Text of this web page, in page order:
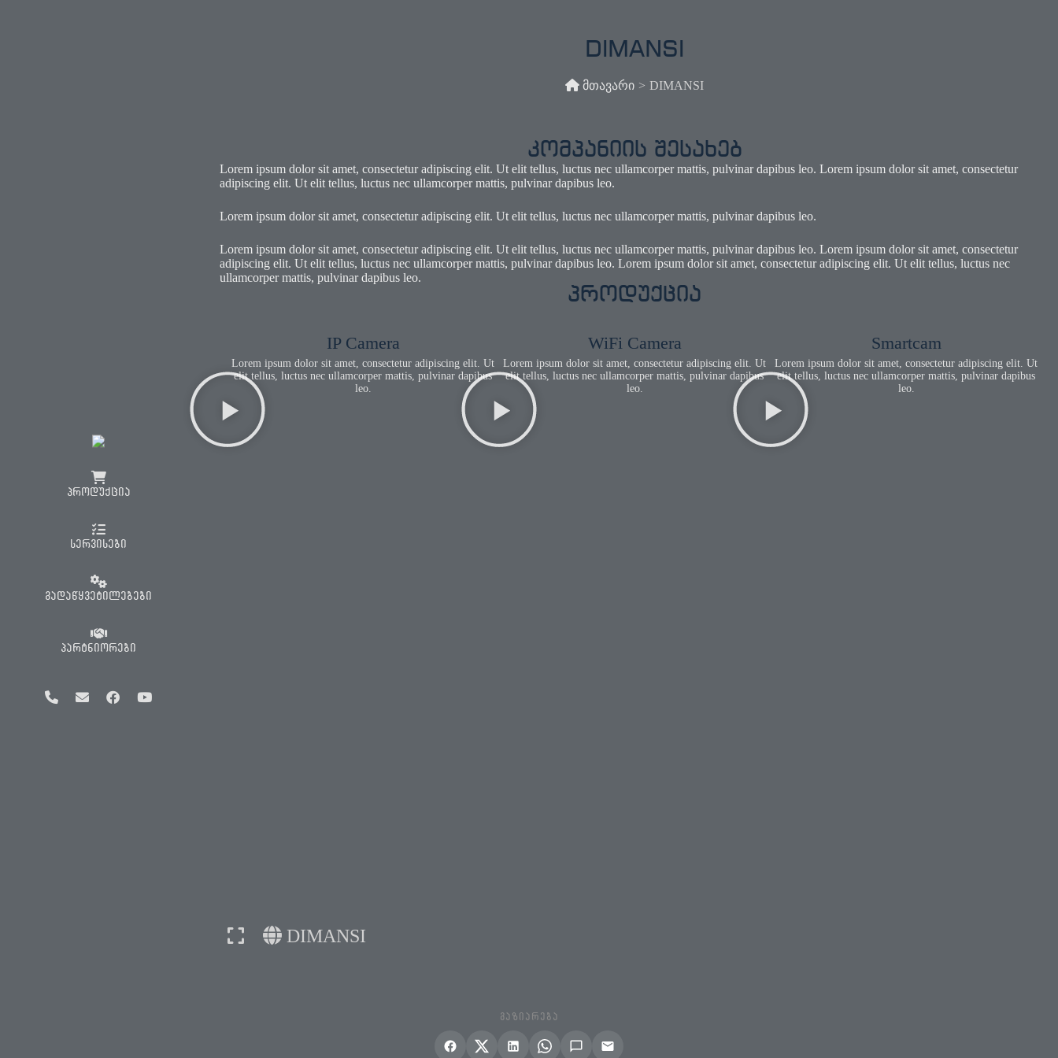
DIMANSI
მთავარი > DIMANSI
კომპანიის შესახებ
Lorem ipsum dolor sit amet, consectetur adipiscing elit. Ut elit tellus, luctus nec ullamcorper mattis, pulvinar dapibus leo. Lorem ipsum dolor sit amet, consectetur
adipiscing elit. Ut elit tellus, luctus nec ullamcorper mattis, pulvinar dapibus leo.
Lorem ipsum dolor sit amet, consectetur adipiscing elit. Ut elit tellus, luctus nec ullamcorper mattis, pulvinar dapibus leo.
Lorem ipsum dolor sit amet, consectetur adipiscing elit. Ut elit tellus, luctus nec ullamcorper mattis, pulvinar dapibus leo. Lorem ipsum dolor sit amet, consectetur
adipiscing elit. Ut elit tellus, luctus nec ullamcorper mattis, pulvinar dapibus leo. Lorem ipsum dolor sit amet, consectetur adipiscing elit. Ut elit tellus, luctus nec
ullamcorper mattis, pulvinar dapibus leo.
პროდუქცია
IP Camera
Lorem ipsum dolor sit amet, consectetur adipiscing elit. Ut
elit tellus, luctus nec ullamcorper mattis, pulvinar dapibus
leo.
WiFi Camera
Lorem ipsum dolor sit amet, consectetur adipiscing elit. Ut
elit tellus, luctus nec ullamcorper mattis, pulvinar dapibus
leo.
Smartcam
Lorem ipsum dolor sit amet, consectetur adipiscing elit. Ut
elit tellus, luctus nec ullamcorper mattis, pulvinar dapibus
leo.
DIMANSI
ᲒᲐᲖᲘᲐᲠᲔᲑᲐ
პროდუქცია
სერვისები
გადაწყვეტილებები
პარტნიორები